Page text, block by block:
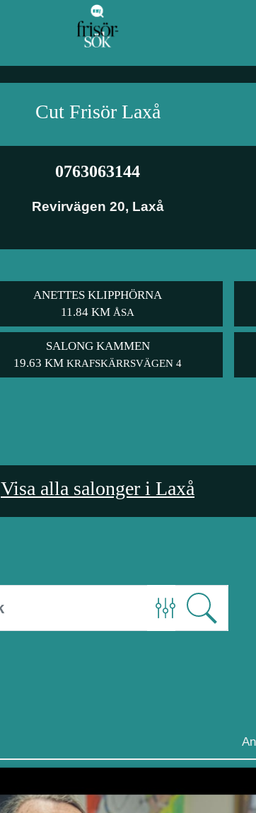
Cut FrisörLaxå
0763063144
Revirvägen 20, Laxå
ANETTES KLIPPHÖRNA
11.84 KM ÅSA
SALONG KAMMEN
19.63 KM KRAFSKÄRRSVÄGEN 4
Visa alla salonger i Laxå